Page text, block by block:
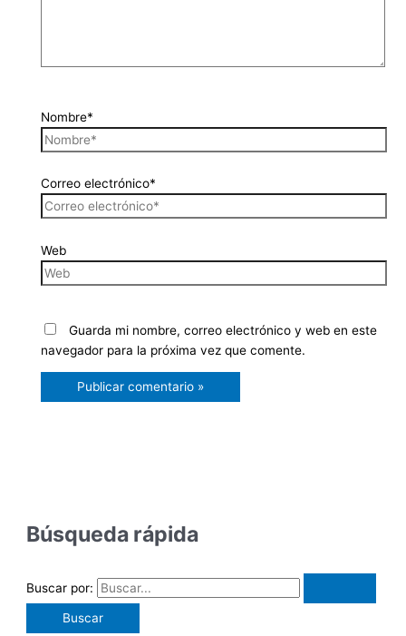
Nombre*
Correo electrónico*
Web
Guarda mi nombre, correo electrónico y web en este
navegador para la próxima vez que comente.
Búsqueda rápida
Buscar por: